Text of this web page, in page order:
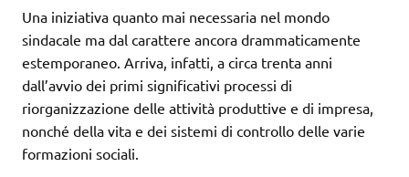
Una iniziativa quanto mai necessaria nel mondo
sindacale ma dal carattere ancora drammaticamente
estemporaneo. Arriva, infatti, a circa trenta anni
dall’avvio dei primi significativi processi di
riorganizzazione delle attività produttive e di impresa,
nonché della vita e dei sistemi di controllo delle varie
formazioni sociali.